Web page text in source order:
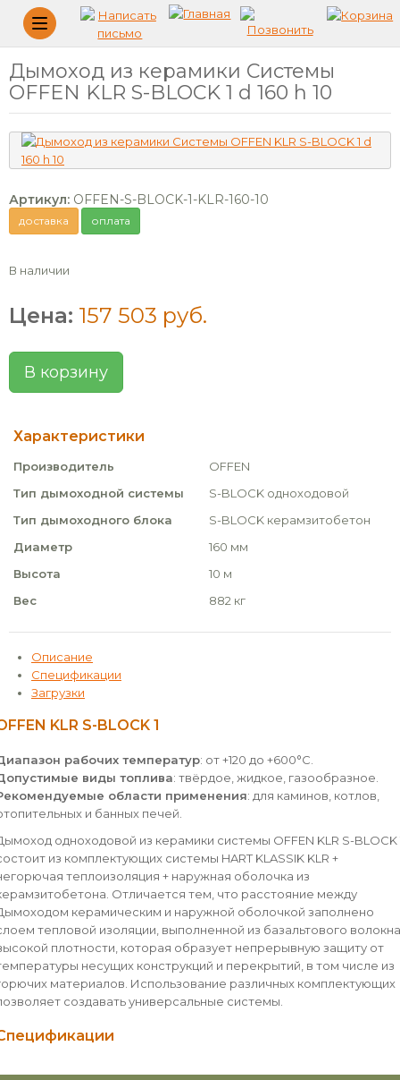
Меню
Дымоход из керамики Системы
OFFEN KLR S-BLOCK 1 d 160 h 10
Артикул: OFFEN-S-BLOCK-1-KLR-160-10
доставка оплата
В наличии
Цена: 157 503 руб.
В корзину
Характеристики
Производитель
OFFEN
Тип дымоходной системы
S-BLOCK одноходовой
Тип дымоходного блока
S-BLOCK керамзитобетон
Диаметр
160 мм
Высота
10 м
Вес
882 кг
Описание
Спецификации
Загрузки
KLR S-BLOCK 1
рабочих температур: от +120 до +600°С.
виды топлива: твёрдое, жидкое, газообразное.
области применения: для каминов, котлов,
и банных печей.
одноходовой из керамики системы OFFEN KLR S-BLOCK
из комплектующих системы HART KLASSIK KLR +
теплоизоляция + наружная оболочка из
Отличается тем, что расстояние между
керамическим и наружной оболочкой заполнено
тепловой изоляции, выполненной из базальтового волокна
плотности, которая образует непрерывную защиту от
несущих конструкций и перекрытий, в том числе из
материалов. Использование различных комплектующих
создавать универсальные системы.